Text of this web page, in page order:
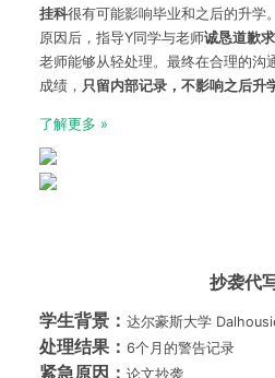
挂科很有可能影响毕业和之后的升学
原因后，指导Y同学与老师诚恳道歉
老师能够从轻处理。最终在合理的沟
成绩， 只留内部记录，不影响之后升
了解更多 »
抄袭代
学生背景： 达尔豪斯大学
处理结果： 6个月的警告记录
紧急原因： 论文抄袭